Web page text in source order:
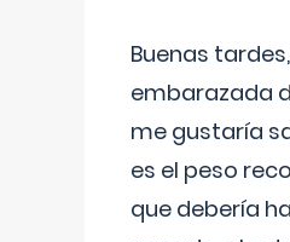
Buenas
embarazada
me gustaría
es el peso
que debería